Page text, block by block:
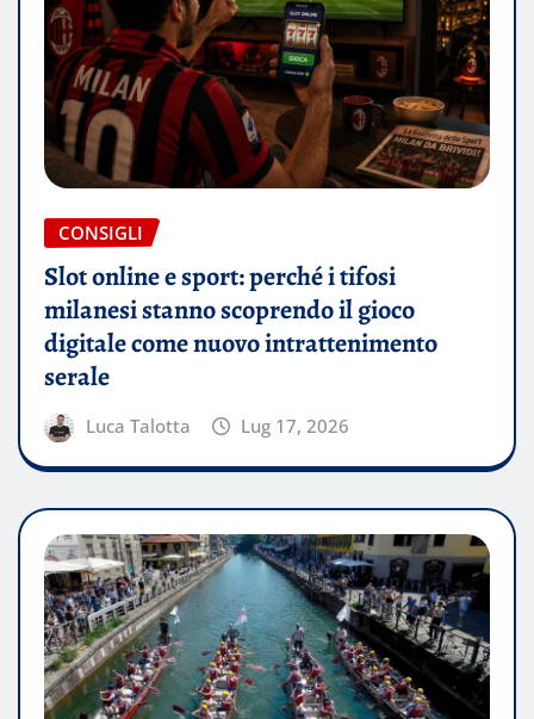
CONSIGLI
Slot online e sport: perché i tifosi
milanesi stanno scoprendo il gioco
digitale come nuovo intrattenimento
serale
Luca Talotta Lug 17, 2026